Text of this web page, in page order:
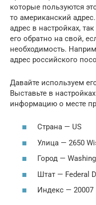
которые пользуются
то американский
адрес в настройках,
его обратно на свой,
необходимость.
адрес российского
Давайте используем
Выставьте в
информацию о месте
Страна — US
Улица — 2650
Город —
Штат — Federal
Индекс — 20007